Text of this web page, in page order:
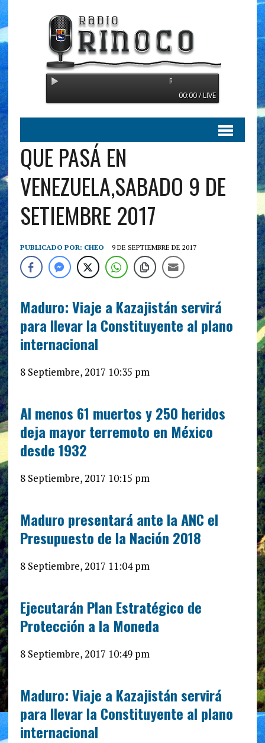
Radio Orinoco - Transmitiendo
00:00 / LIVE
QUE PASÁ EN
VENEZUELA,SABADO 9 DE
SETIEMBRE 2017
PUBLICADO POR: CHEO 9 DE SEPTIEMBRE DE 2017
Maduro: Viaje a Kazajistán servirá
para llevar la Constituyente al plano
internacional
8 Septiembre, 2017 10:35 pm
Al menos 61 muertos y 250 heridos
deja mayor terremoto en México
desde 1932
8 Septiembre, 2017 10:15 pm
Maduro presentará ante la ANC el
Presupuesto de la Nación 2018
8 Septiembre, 2017 11:04 pm
Ejecutarán Plan Estratégico de
Protección a la Moneda
8 Septiembre, 2017 10:49 pm
Maduro: Viaje a Kazajistán servirá
para llevar la Constituyente al plano
internacional